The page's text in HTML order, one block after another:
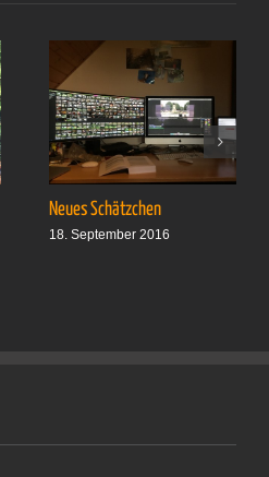
Neues Schätzchen
18. September 2016